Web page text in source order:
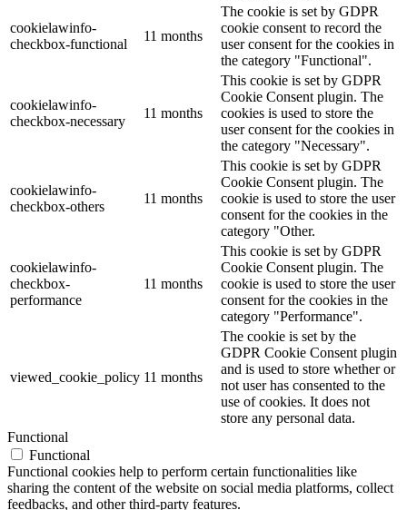
cookielawinfo-
checkbox-functional
11 months
The cookie is set by GDPR
cookie consent to record the
user consent for the cookies in
the category "Functional".
cookielawinfo-
checkbox-necessary
11 months
This cookie is set by GDPR
Cookie Consent plugin. The
cookies is used to store the
user consent for the cookies in
the category "Necessary".
cookielawinfo-
checkbox-others
11 months
This cookie is set by GDPR
Cookie Consent plugin. The
cookie is used to store the user
consent for the cookies in the
category "Other.
cookielawinfo-
checkbox-
performance
11 months
This cookie is set by GDPR
Cookie Consent plugin. The
cookie is used to store the user
consent for the cookies in the
category "Performance".
viewed_cookie_policy 11 months
The cookie is set by the
GDPR Cookie Consent plugin
and is used to store whether or
not user has consented to the
use of cookies. It does not
store any personal data.
Functional
Functional
Functional cookies help to perform certain functionalities like
sharing the content of the website on social media platforms, collect
feedbacks, and other third-party features.